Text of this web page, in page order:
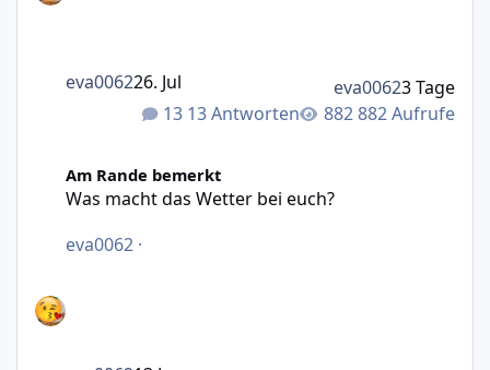
13 Antworten 882 Aufrufe
eva006226. Jul eva00623 Tage
Am Rande bemerkt
Was macht das Wetter bei euch?
eva0062 ·